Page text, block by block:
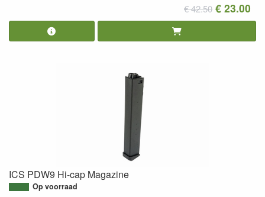
€ 42.50 € 23.00
ICS PDW9 Hi-cap Magazine
Op voorraad